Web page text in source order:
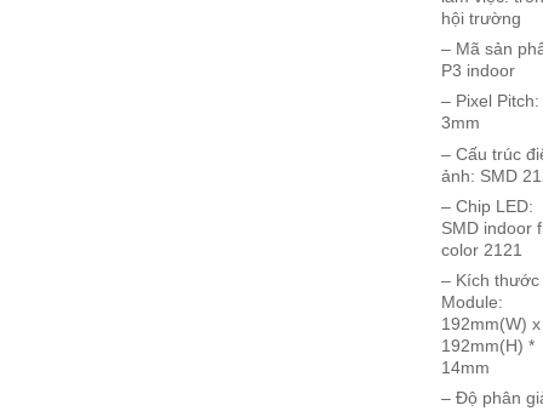
hội trường
– Mã sản
P3 indoor
– Pixel Pitch:
3mm
– Cấu trúc
ảnh: SMD
– Chip LED:
SMD indoor
color 2121
– Kích thước
Module:
192mm(W) x
192mm(H) *
14mm
– Độ phân